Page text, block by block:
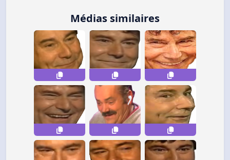
Médias similaires